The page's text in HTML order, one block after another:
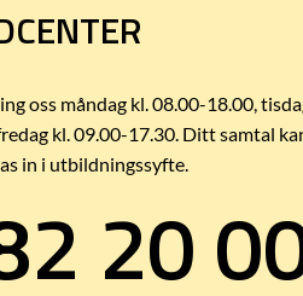
oss måndag kl. 08.00-18.00,
kl. 09.00-17.30. Ditt samtal
in i utbildningssyfte.
20